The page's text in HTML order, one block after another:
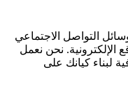
التواصل الاجتماعي
نحن نعمل
لبناء كيانك على